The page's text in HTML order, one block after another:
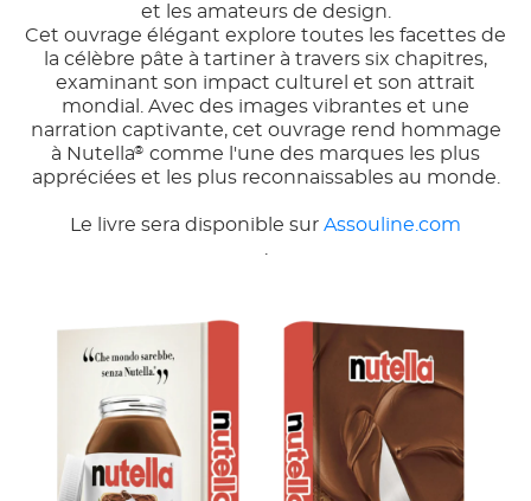
et les amateurs de design.
Cet ouvrage élégant explore toutes les facettes de
la célèbre pâte à tartiner à travers six chapitres,
examinant son impact culturel et son attrait
mondial. Avec des images vibrantes et une
narration captivante, cet ouvrage rend hommage
à Nutella® comme l'une des marques les plus
appréciées et les plus reconnaissables au monde.
Le livre sera disponible sur Assouline.com
.